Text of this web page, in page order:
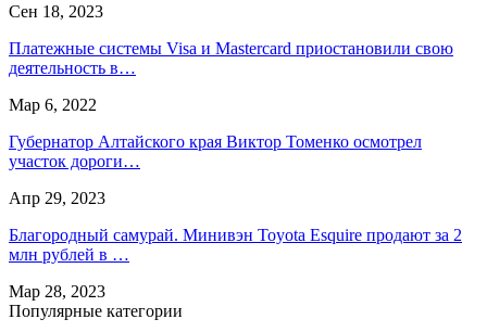
Сен 18, 2023
Платежные системы Visa и Mastercard приостановили свою
деятельность в…
Мар 6, 2022
Губернатор Алтайского края Виктор Томенко осмотрел
участок дороги…
Апр 29, 2023
Благородный самурай. Минивэн Toyota Esquire продают за 2
млн рублей в …
Мар 28, 2023
Популярные категории